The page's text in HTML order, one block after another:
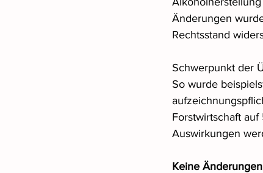
Änderungen
Rechtsstand
Schwerpunkt der
So wurde
Forstwirtschaft
Auswirkungen
Keine